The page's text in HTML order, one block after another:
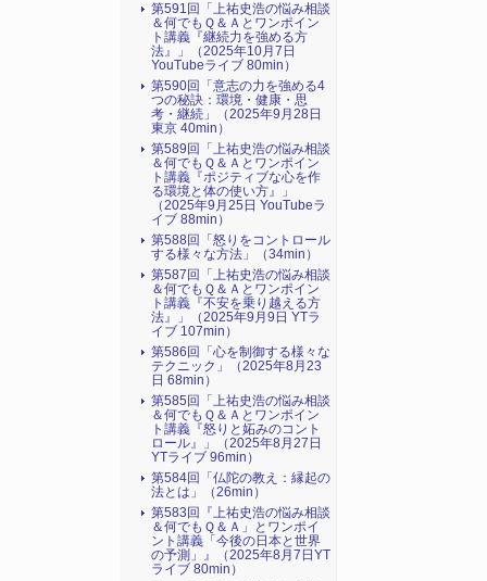
第591回「上祐史浩の悩み相談
＆何でもＱ＆Ａとワンポイン
ト講義『継続力を強める方
法』​」（2025年10月7日
YouTubeライブ 80min）
第590回「意志の力を強める4
つの秘訣：環境・健康・思
考・継続」（2025年9月28日
東京 40min）
第589回「上祐史浩の悩み相談
＆何でもＱ＆Ａとワンポイン
ト講義『ポジティブな心を作
る環境と体の使い方』​」
（2025年9月25日 YouTubeラ
イブ 88min）
第588回「怒りをコントロール
する様々な方法」（34min）
第587回「上祐史浩の悩み相談
＆何でもＱ＆Ａとワンポイン
ト講義『不安を乗り越える方
法』​」（2025年9月9日 YTラ
イブ 107min）
第586回「心を制御する様々な
テクニック」（2025年8月23
日 68min）
第585回「上祐史浩の悩み相談
＆何でもＱ＆Ａとワンポイン
ト講義『怒りと妬みのコント
ロール』​」（2025年8月27日
YTライブ 96min）
第584回「仏陀の教え：縁起の
法とは」（26min）
第583回『上祐史浩の悩み相談
＆何でもＱ＆Ａ」とワンポイ
ント講義「今後の日本と世界
の予測」』（2025年8月7日YT
ライブ 80min）